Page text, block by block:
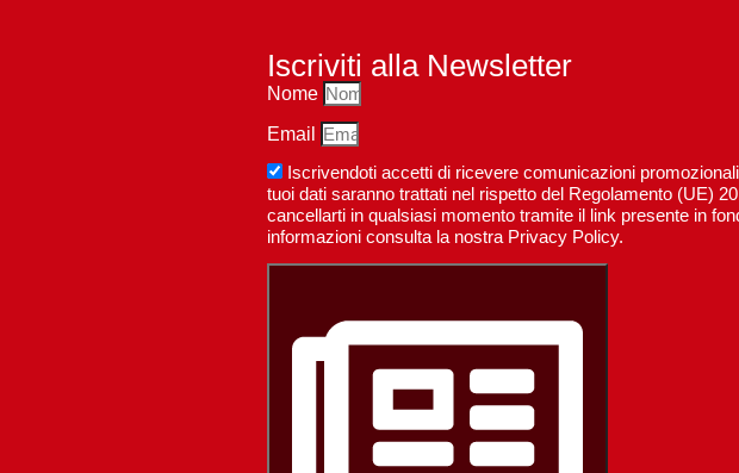
Iscriviti alla Newsletter
Nome
Email
Iscrivendoti accetti di ricevere comunicazioni
tuoi dati saranno trattati nel rispetto del Regolamento (UE)
cancellarti in qualsiasi momento tramite il link presente in
informazioni consulta la nostra Privacy Policy.